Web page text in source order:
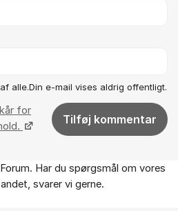
alle.Din e-mail vises aldrig offentligt.
for
Tilføj kommentar
Har du spørgsmål om vores
svarer vi gerne.